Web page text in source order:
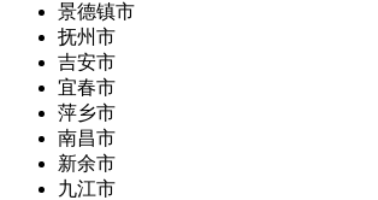
景德镇市
抚州市
吉安市
宜春市
萍乡市
南昌市
新余市
九江市